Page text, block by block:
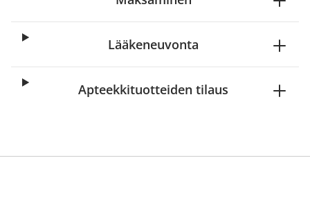
Lääkeneuvonta
Apteekkituotteiden tilaus